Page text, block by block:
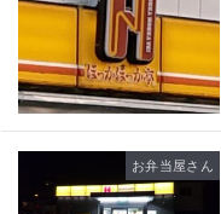
お弁当屋さん